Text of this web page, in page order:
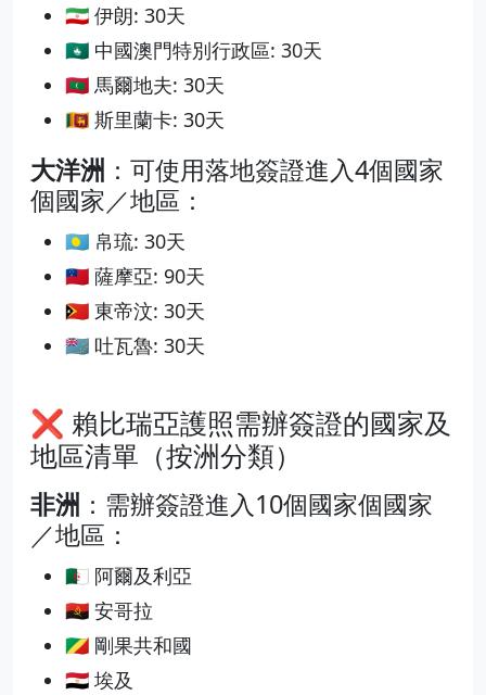
🇮🇷 伊朗: 30天
🇲🇴 中國澳門特別行政區: 30天
🇲🇻 馬爾地夫: 30天
🇱🇰 斯里蘭卡: 30天
大洋洲 ：可使用落地簽證進入4個國家
個國家／地區：
🇵🇼 帛琉: 30天
🇼🇸 薩摩亞: 90天
🇹🇱 東帝汶: 30天
🇹🇻 吐瓦魯: 30天
❌ 賴比瑞亞護照需辦簽證的國家及
地區清單（按洲分類）
非洲 ：需辦簽證進入10個國家個國家
／地區：
🇩🇿 阿爾及利亞
🇦🇴 安哥拉
🇨🇬 剛果共和國
🇪🇬 埃及